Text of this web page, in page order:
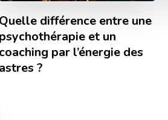
Quelle différence entre une
psychothérapie et un
coaching par l’énergie des
astres ?